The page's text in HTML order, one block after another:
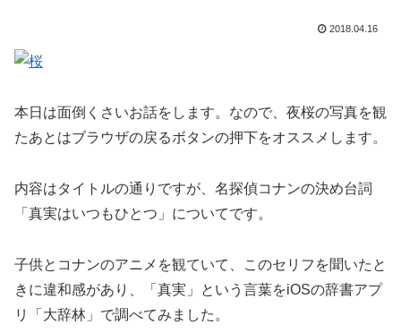
2018.04.16
本日は面倒くさいお話をします。なので、夜桜の写真を観
たあとはブラウザの戻るボタンの押下をオススメします。
内容はタイトルの通りですが、名探偵コナンの決め台詞
「真実はいつもひとつ」についてです。
子供とコナンのアニメを観ていて、このセリフを聞いたと
きに違和感があり、「真実」という言葉をiOSの辞書アプ
リ「大辞林」で調べてみました。